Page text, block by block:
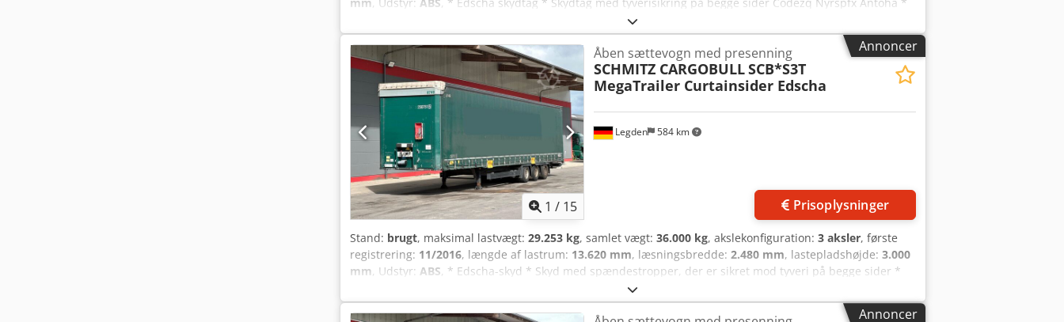
Støtteklodser * Opbevaringskasse * CodeXL * Wabco trailer EBS-E * Luftaffjedret * Schmitz-aksler med
skivebremser ----Internt køretøjsnummer: 12287 Med forbehold for fejl og mellemsalg
Annoncer
1 / 15
Legden 584 km
Åben sættevogn med presenning
SCHMITZ CARGOBULLSCB*S3T
MegaTrailer Curtainsider Edscha
Prisoplysninger
Stand: brugt, maksimal lastvægt: 29.253 kg, samlet vægt: 36.000 kg, akslekonfiguration: 3 aksler, første
registrering: 11/2016, længde af lastrum: 13.620 mm, læsningsbredde: 2.480 mm, lastepladshøjde: 3.000
mm, Udstyr: ABS, * Edscha-skyd * Skyd med spændestropper, der er sikret mod tyveri på begge sider *
Stødkiler * Opbevaringskasse * CodeXL * Wabco-trailer EBS-E * Luftaffjedret * Schmitz-aksler med
skivebremser Chjdpfx Aszq Nx Isntja * Serienummer: 11.2026 ----Internt køretøjsnummer: 12285 Med
Annoncer